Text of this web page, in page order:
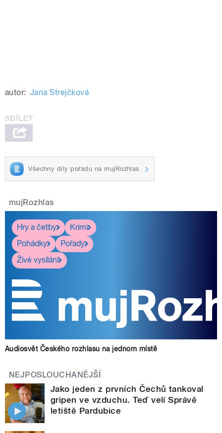
autor: Jana Strejčková
Všechny díly pořadu na mujRozhlas
mujRozhlas
Hry a četby
Krimi
Pohádky
Pořady
Živé vysílání
Audiosvět Českého rozhlasu na jednom místě
NEJPOSLOUCHANĚJŠÍ
Jako jeden z prvních Čechů tankoval
gripen ve vzduchu. Teď velí Správě
letiště Pardubice